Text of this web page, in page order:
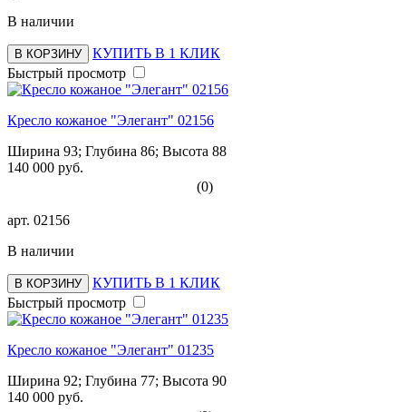
В наличии
В КОРЗИНУ
КУПИТЬ В 1 КЛИК
Быстрый просмотр
Кресло кожаное "Элегант" 02156
Ширина 93; Глубина 86; Высота 88
140 000 руб.
(0)
арт. 02156
В наличии
В КОРЗИНУ
КУПИТЬ В 1 КЛИК
Быстрый просмотр
Кресло кожаное "Элегант" 01235
Ширина 92; Глубина 77; Высота 90
140 000 руб.